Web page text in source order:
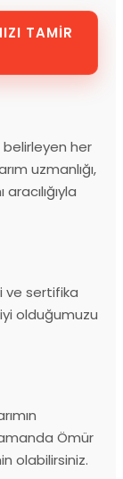
TAMİR
belirleyen her
uzmanlığı,
ve sertifika
olduğumuzu
Ömür
olabilirsiniz.